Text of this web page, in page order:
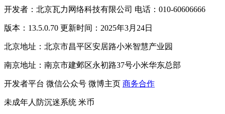
开发者：北京瓦力网络科技有限公司 电话：010-60606666
版本：13.5.0.70 更新时间：2025年3月24日
北京地址：北京市昌平区安居路小米智慧产业园
南京地址：南京市建邺区永初路37号小米华东总部
开发者平台 微信公众号 微博主页 商务合作
未成年人防沉迷系统 米币